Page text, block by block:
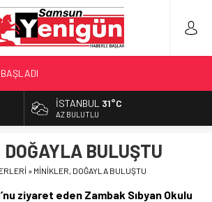
BAŞLADI
HEDEF 5’İNCİLİK!
YAPIN!’
YAPILAN EN BÜYÜK HATALAR
İSTANBUL 31°C
AZ BULUTLU
BULUŞTU
» MİNİKLER, DOĞAYLA BULUŞTU
ziyaret eden Zambak Sıbyan Okulu